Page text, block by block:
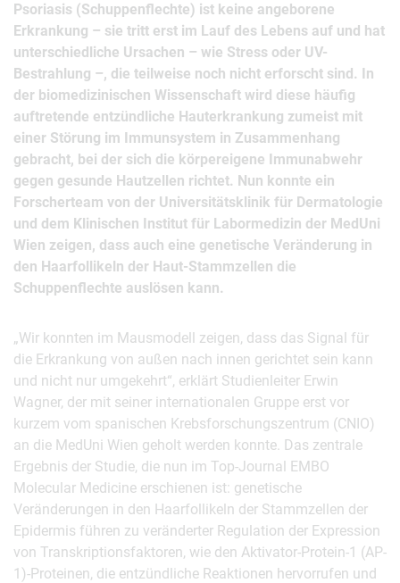
Psoriasis (Schuppenflechte) ist keine angeborene
Erkrankung – sie tritt erst im Lauf des Lebens auf und hat
unterschiedliche Ursachen – wie Stress oder UV-
Bestrahlung –, die teilweise noch nicht erforscht sind. In
der biomedizinischen Wissenschaft wird diese häufig
auftretende entzündliche Hauterkrankung zumeist mit
einer Störung im Immunsystem in Zusammenhang
gebracht, bei der sich die körpereigene Immunabwehr
gegen gesunde Hautzellen richtet. Nun konnte ein
Forscherteam von der Universitätsklinik für Dermatologie
und dem Klinischen Institut für Labormedizin der MedUni
Wien zeigen, dass auch eine genetische Veränderung in
den Haarfollikeln der Haut-Stammzellen die
Schuppenflechte auslösen kann.
„Wir konnten im Mausmodell zeigen, dass das Signal für
die Erkrankung von außen nach innen gerichtet sein kann
und nicht nur umgekehrt“, erklärt Studienleiter Erwin
Wagner, der mit seiner internationalen Gruppe erst vor
kurzem vom spanischen Krebsforschungszentrum (CNIO)
an die MedUni Wien geholt werden konnte. Das zentrale
Ergebnis der Studie, die nun im Top-Journal EMBO
Molecular Medicine erschienen ist: genetische
Veränderungen in den Haarfollikeln der Stammzellen der
Epidermis führen zu veränderter Regulation der Expression
von Transkriptionsfaktoren, wie den Aktivator-Protein-1 (AP-
1)-Proteinen, die entzündliche Reaktionen hervorrufen und